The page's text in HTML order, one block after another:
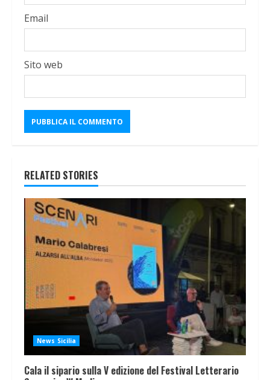
Email
Sito web
RELATED STORIES
News Sicilia
Cala il sipario sulla V edizione del Festival Letterario